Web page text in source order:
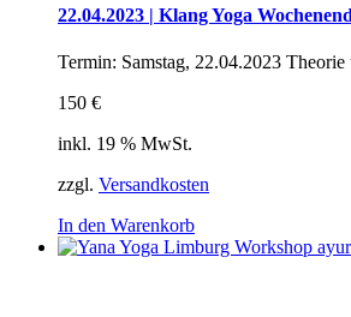
22.04.2023 | Klang Yoga
Termin: Samstag, 22.04.2023 Theorie
150 €
inkl. 19 % MwSt.
zzgl. Versandkosten
In den Warenkorb